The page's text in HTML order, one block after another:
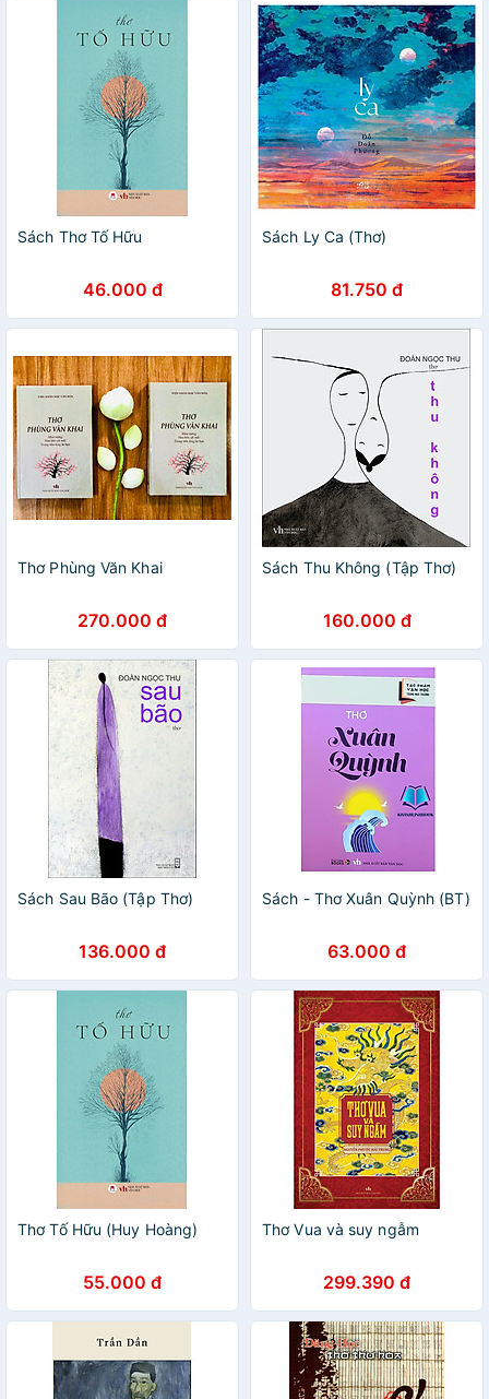
Sách Thơ Tố Hữu
46.000 đ
Sách Ly Ca (Thơ)
81.750 đ
Thơ Phùng Văn Khai
270.000 đ
Sách Thu Không (Tập Thơ)
160.000 đ
Sách Sau Bão (Tập Thơ)
136.000 đ
Sách - Thơ Xuân Quỳnh (BT)
63.000 đ
Thơ Tố Hữu (Huy Hoàng)
55.000 đ
Thơ Vua và suy ngẫm
299.390 đ